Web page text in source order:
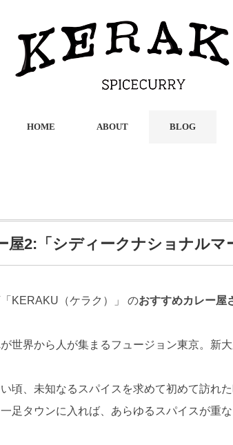
HOME ABOUT BLOG
2:「シディークナショナルマ
KERAKU（ケラク）」 のおすすめカレー屋
世界から人が集まるフュージョン東京。新
頃、未知なるスパイスを求めて初めて訪れ
足タウンに入れば、あらゆるスパイスが重